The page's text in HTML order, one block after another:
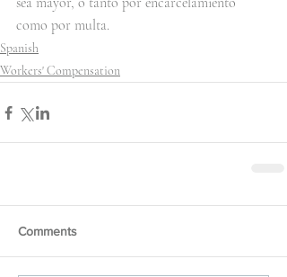
como por multa.
Spanish
Workers' Compensation
Comments